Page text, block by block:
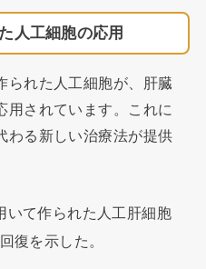
人工細胞の応用
られた人工細胞が、肝臓
用されています。これに
わる新しい治療法が提供
いて作られた人工肝細胞
復を示した。